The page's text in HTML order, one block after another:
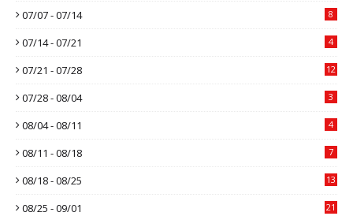
07/07 - 07/14 8
07/14 - 07/21 4
07/21 - 07/28 12
07/28 - 08/04 3
08/04 - 08/11 4
08/11 - 08/18 7
08/18 - 08/25 13
08/25 - 09/01 21